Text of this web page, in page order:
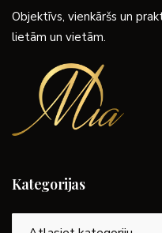
Objektīvs, vienkāršs un
lietām un vietām.
Kategorijas